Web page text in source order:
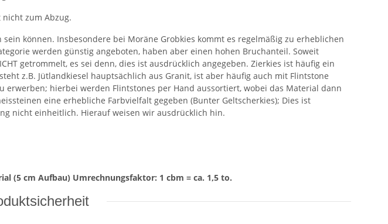
zum Abzug.
können. Insbesondere bei Moräne Grobkies kommt es regelmäßig zu erheblichen
werden günstig angeboten, haben aber einen hohen Bruchanteil. Soweit
getrommelt, es sei denn, dies ist ausdrücklich angegeben. Zierkies ist häufig ein
z.B. Jütlandkiesel hauptsächlich aus Granit, ist aber häufig auch mit Flintstone
hierbei werden Flintstones per Hand aussortiert, wobei das Material dann
eine erhebliche Farbvielfalt gegeben (Bunter Geltscherkies); Dies ist
nicht einheitlich. Hierauf weisen wir ausdrücklich hin.
(5 cm Aufbau) Umrechnungsfaktor: 1 cbm = ca. 1,5 to.